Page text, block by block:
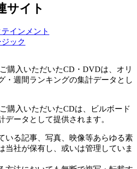
サイト
購入いただいたCD・DVDは、オリ
・週間ランキングの集計データとし
購入いただいたCDは、ビルボード
データとして提供されます。
いる記事、写真、映像等あらゆる素
当社が保有し、或いは管理していま